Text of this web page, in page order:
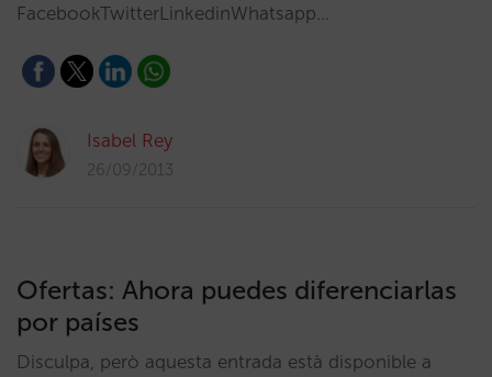
FacebookTwitterLinkedinWhatsapp…
Isabel Rey
26/09/2013
Ofertas: Ahora puedes diferenciarlas
por países
Disculpa, però aquesta entrada està disponible a